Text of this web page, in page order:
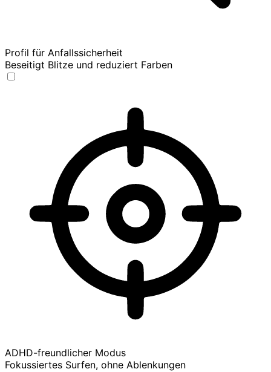
Profil für Anfallssicherheit
Beseitigt Blitze und reduziert Farben
ADHD-freundlicher Modus
Fokussiertes Surfen, ohne Ablenkungen